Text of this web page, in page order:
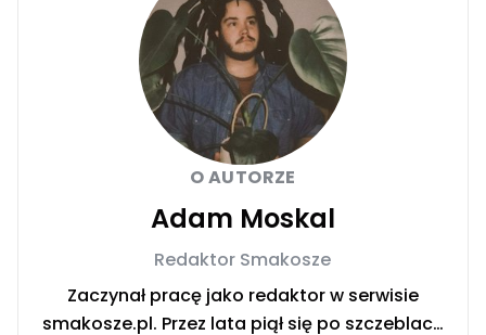
O AUTORZE
Adam Moskal
Redaktor Smakosze
Zaczynał pracę jako redaktor w serwisie
smakosze.pl. Przez lata piął się po szczeblach